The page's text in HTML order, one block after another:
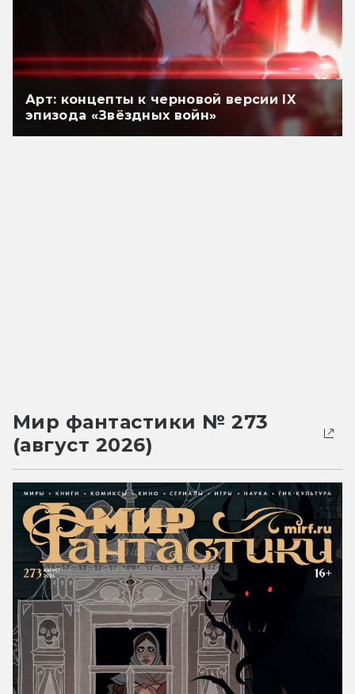
Арт: концепты к черновой версии IX
эпизода «Звёздных войн»
Мир фантастики № 273
(август 2026)